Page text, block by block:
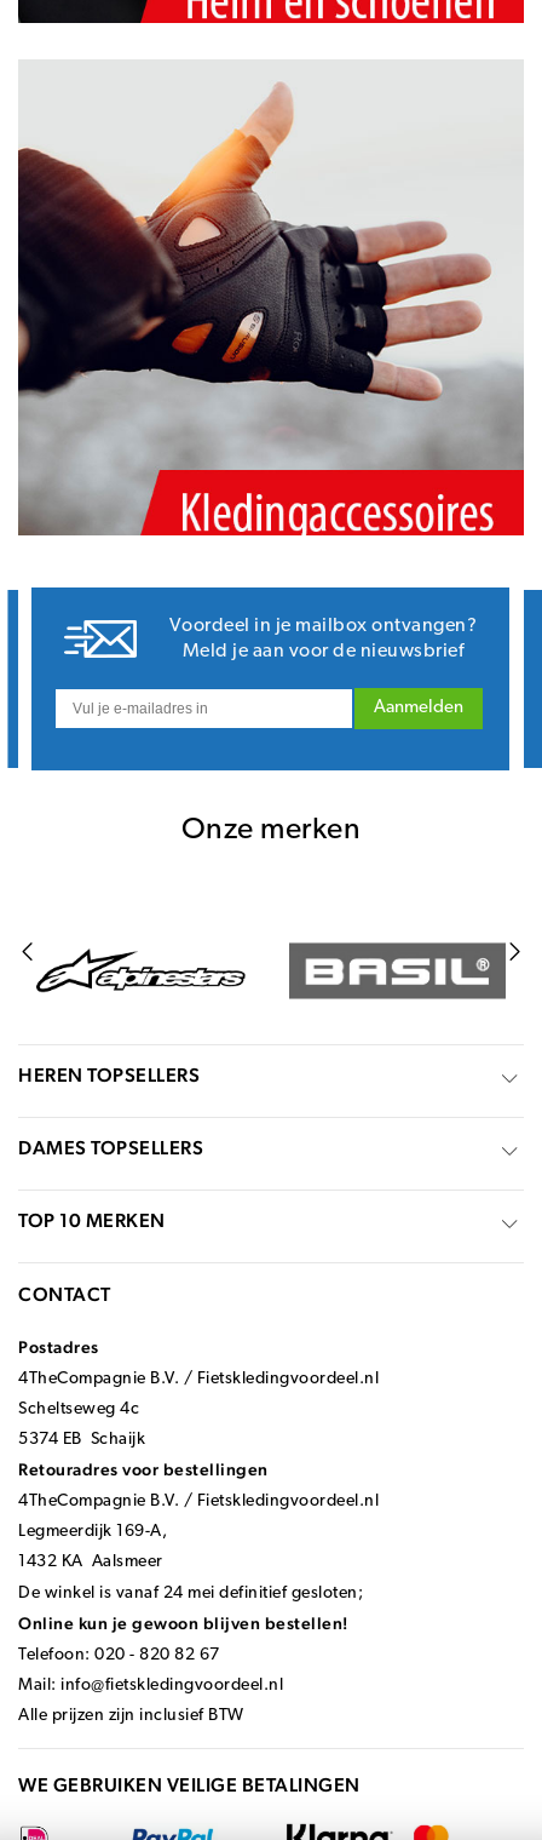
Voordeel in je mailbox ontvangen?
Meld je aan voor de nieuwsbrief
Aanmelden
Onze merken
HEREN TOPSELLERS
DAMES TOPSELLERS
TOP 10 MERKEN
CONTACT
Postadres
4TheCompagnie B.V. / Fietskledingvoordeel.nl
Scheltseweg 4c
5374 EB Schaijk
Retouradres voor bestellingen
4TheCompagnie B.V. / Fietskledingvoordeel.nl
Legmeerdijk 169-A,
1432 KA Aalsmeer
De winkel is vanaf 24 mei definitief gesloten;
Online kun je gewoon blijven bestellen!
Telefoon: 020 - 820 82 67
Mail: info@fietskledingvoordeel.nl
Alle prijzen zijn inclusief BTW
WE GEBRUIKEN VEILIGE BETALINGEN